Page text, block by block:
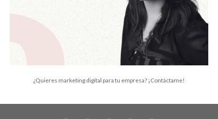
¿Quieres marketing digital para tu empresa? ¡Contáctame!